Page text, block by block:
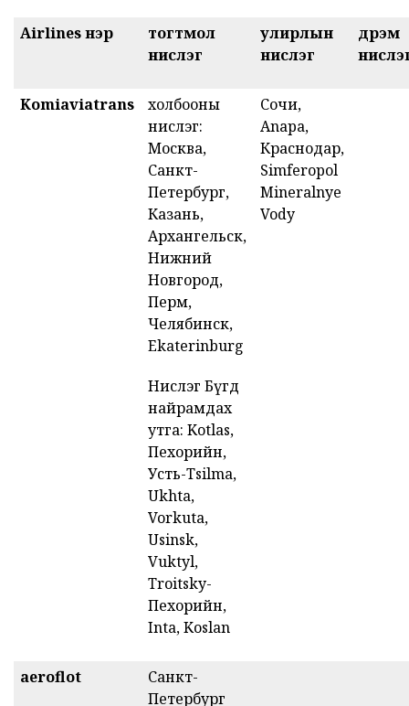
Airlines нэр
тогтмол
нислэг
улирлын
нислэг
дүрэм
Komiaviatrans
холбооны
нислэг:
Москва,
Санкт-
Петербург,
Казань,
Архангельск,
Нижний
Новгород,
Перм,
Челябинск,
Ekaterinburg
Нислэг Бүгд
найрамдах
утга: Kotlas,
Пехорийн,
Усть-Tsilma,
Ukhta,
Vorkuta,
Usinsk,
Vuktyl,
Troitsky-
Пехорийн,
Inta, Koslan
Сочи,
Anapa,
Краснодар,
Simferopol
Mineralnye
Vody
aeroflot
Санкт-
Петербург